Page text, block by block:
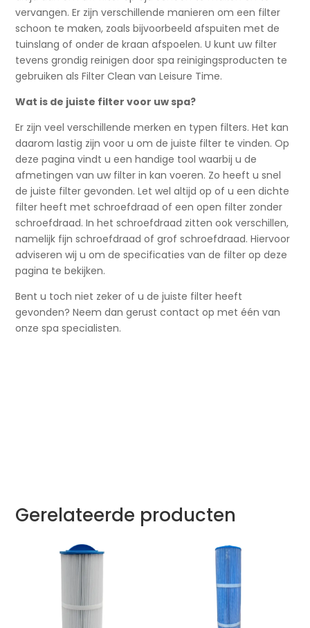
vervangen. Er zijn verschillende manieren om een filter
schoon te maken, zoals bijvoorbeeld afspuiten met de
tuinslang of onder de kraan afspoelen. U kunt uw filter
tevens grondig reinigen door spa reinigingsproducten te
gebruiken als Filter Clean van Leisure Time.
Wat is de juiste filter voor uw spa?
Er zijn veel verschillende merken en typen filters. Het kan
daarom lastig zijn voor u om de juiste filter te vinden. Op
deze pagina vindt u een handige tool waarbij u de
afmetingen van uw filter in kan voeren. Zo heeft u snel
de juiste filter gevonden. Let wel altijd op of u een dichte
filter heeft met schroefdraad of een open filter zonder
schroefdraad. In het schroefdraad zitten ook verschillen,
namelijk fijn schroefdraad of grof schroefdraad. Hiervoor
adviseren wij u om de specificaties van de filter op deze
pagina te bekijken.
Bent u toch niet zeker of u de juiste filter heeft
gevonden? Neem dan gerust contact op met één van
onze spa specialisten.
Gerelateerde producten